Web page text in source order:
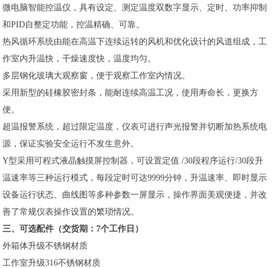
微电脑智能控温仪，具有设定、测定温度双数字显示、定时、功率抑制
和PID自整定功能，控温精确、可靠。
热风循环系统由能在高温下连续运转的风机和优化设计的风道组成，工
作室内升温快，干燥速度快，温度均匀。
多层钢化玻璃大观察窗，便于观察工作室内情况。
采用新型的硅橡胶密封条，能耐连续高温工况，使用寿命长，更换方
便。
超温报警系统，超过限定温度，仪表可进行声光报警并切断加热系统电
源，保证实验安全运行不发生意外。
Y型采用可程式液晶触摸屏控制器，可设置定值 /30段程序运行/30段升
温速率等三种运行模式，每段定时可达9999分钟，升温速率、即时显示
设备运行状态、曲线图等多种参数一屏显示，操作界面美观便捷，并改
善了常规仪表操作设置的繁琐情况。
三、可选配件（交货期：7个工作日）
外箱体升级不锈钢材质
工作室升级316不锈钢材质